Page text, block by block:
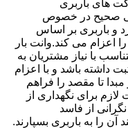
های باربری
صحیح در خصوص
و باربری بر اساس
اعزام می کند.وانت بار
با نیاز مشتریان به
داشته باشد و با اعزام
تا مقصد را فراهم
لازم برای نگهداری از
از فاسد
را به باربری بسپارند.